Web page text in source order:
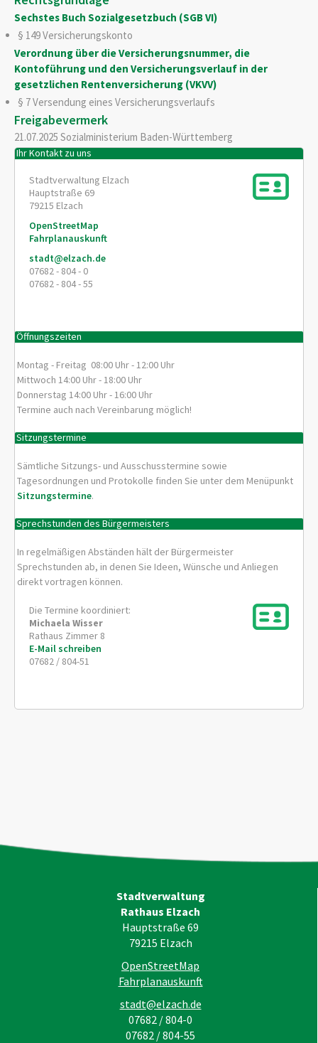
Sechstes Buch Sozialgesetzbuch (SGB VI)
§ 149Versicherungskonto
Verordnung über die Versicherungsnummer, die
Kontoführung und den Versicherungsverlauf in der
gesetzlichen Rentenversicherung (VKVV)
§ 7Versendung eines Versicherungsverlaufs
Freigabevermerk
21.07.2025 Sozialministerium Baden-Württemberg
Ihr Kontakt zu uns
Stadtverwaltung Elzach
Hauptstraße 69
79215 Elzach
OpenStreetMap
Fahrplanauskunft
stadt@elzach.de
07682 - 804 - 0
07682 - 804 - 55
Öffnungszeiten
Montag - Freitag 08:00 Uhr - 12:00 Uhr
Mittwoch 14:00 Uhr - 18:00 Uhr
Donnerstag 14:00 Uhr - 16:00 Uhr
Termine auch nach Vereinbarung möglich!
Sitzungstermine
Sämtliche Sitzungs- und Ausschusstermine sowie
Tagesordnungen und Protokolle finden Sie unter dem Menüpunkt
Sitzungstermine.
Sprechstunden des Bürgermeisters
In regelmäßigen Abständen hält der Bürgermeister
Sprechstunden ab, in denen Sie Ideen, Wünsche und Anliegen
direkt vortragen können.
Die Termine koordiniert:
Michaela Wisser
Rathaus Zimmer 8
E-Mail schreiben
07682 / 804-51
Stadtverwaltung
Rathaus Elzach
Hauptstraße 69
79215 Elzach
OpenStreetMap
Fahrplanauskunft
stadt@elzach.de
07682 / 804-0
07682 / 804-55